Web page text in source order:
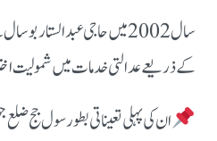
سال 2002 میں حاجی
کے ذریعے عدالتی خدمات میں شمولیت
ان کی پہلی تعیناتی بطور سول جج